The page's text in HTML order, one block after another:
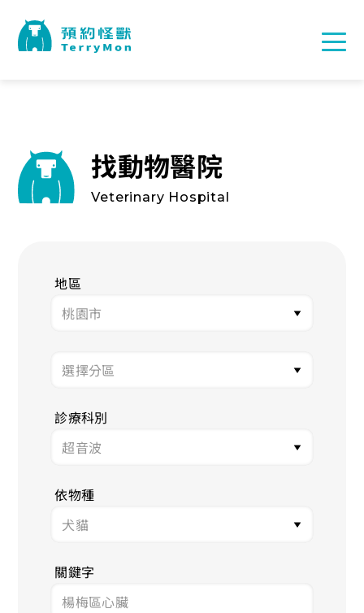
找動物醫院
Veterinary Hospital
地區
診療科別
依物種
關鍵字